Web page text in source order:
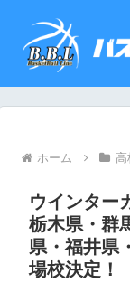
ホーム 高
ウインター
栃木県・群
県・福井県
場校決定！